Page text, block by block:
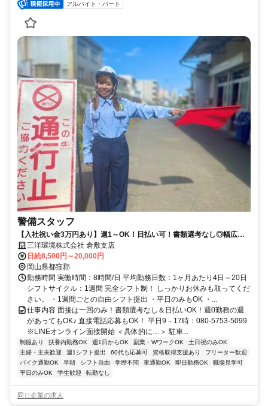
アルバイト・パート
警備スタッフ
【入社祝い金3万円あり】週1～OK！日払い可！書類選考なし◎幅広い
世代が活躍中で未経験から活躍できる♪
三洋環境株式会社 倉敷支店
日給8,500円～20,000円
岡山県都窪郡
勤務時間 実働時間：8時間/日 平均勤務日数：1ヶ月あたり4日～20日
シフトサイクル：1週間 完全シフト制！ しっかりお休みも取ってくだ
さい。 ・1週間ごとの自由シフト提出 ・平日のみもOK ・...
仕事内容 面接は一回のみ！書類選考なし＆日払いOK！週0勤務の週
があってもOK♪ 直接電話応募もOK！ 平日9－17時：080-5753-5099
※LINEオンライン面接開始 ＜具体的に…＞ 駐車...
制服あり 扶養内勤務OK 週1日からOK 副業・WワークOK
土日祝のみOK
主婦・主夫歓迎
週1シフト提出 60代も応募可 資格取得支援あり
フリーター歓迎
バイク通勤OK
早朝 シフト自由 学歴不問 車通勤OK 即日勤務OK
職場見学可
平日のみOK
学生歓迎 転勤なし
同じ企業の求人